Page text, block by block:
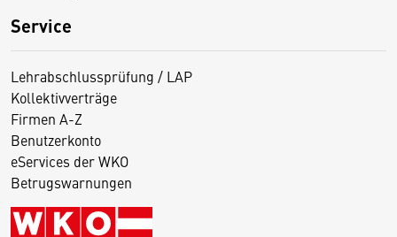
Service
Lehrabschlussprüfung / LAP
Kollektivverträge
Firmen A-Z
Benutzerkonto
eServices der WKO
Betrugswarnungen